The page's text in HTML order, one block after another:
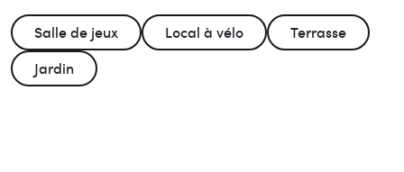
Salle de jeux Local à vélo
Terrasse
Jardin